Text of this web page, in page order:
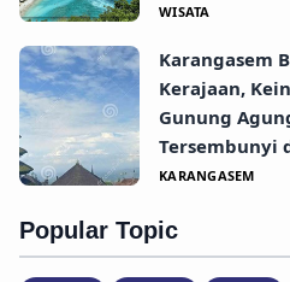
WISATA
Karangasem
Kerajaan,
Gunung
Tersembunyi
KARANGASEM
Popular Topic